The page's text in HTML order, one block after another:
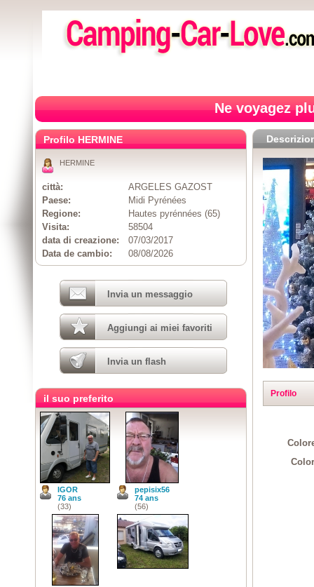
Ne voyagez
Profilo
Profilo HERMINE
HERMINE
città:
ARGELES GAZOST
Paese:
Midi Pyrénées
Regione:
Hautes pyrénnées (65)
Visita:
58504
data di creazione:
07/03/2017
Data de cambio:
08/08/2026
Invia un messaggio
Aggiungi ai miei favoriti
Invia un flash
il suo preferito
IGOR
76 ans
(33)
pepisix56
74 ans
(56)